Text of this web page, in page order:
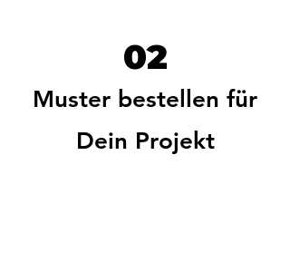
02
Muster bestellen für
Dein Projekt